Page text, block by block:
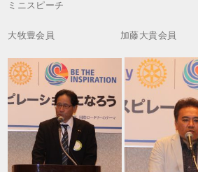
ミニスピーチ
大牧豊会員 加藤大貴会員